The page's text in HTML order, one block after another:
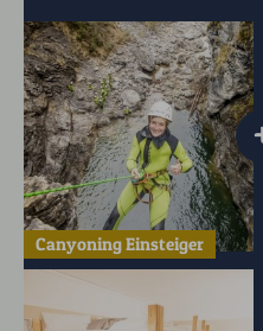
Canyoning Einsteiger